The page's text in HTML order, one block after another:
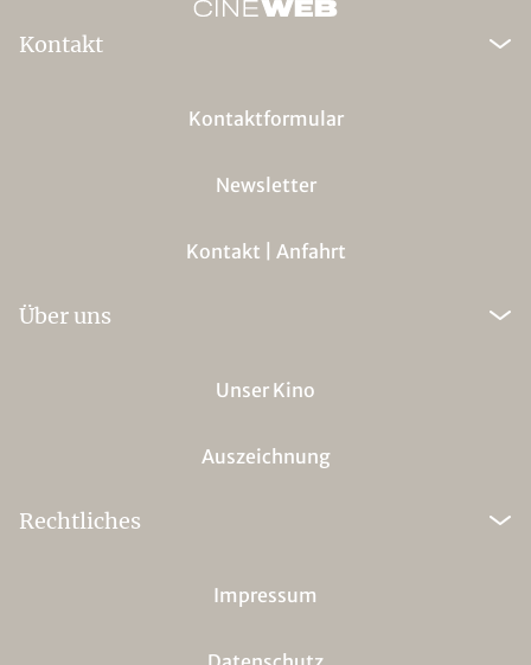
Kontakt
Kontaktformular
Newsletter
Kontakt | Anfahrt
Über uns
Unser Kino
Auszeichnung
Rechtliches
Impressum